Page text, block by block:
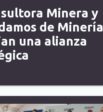
Minera y
de Minería
una alianza